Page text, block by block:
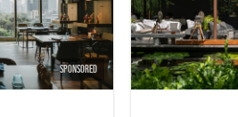
SPONSORED